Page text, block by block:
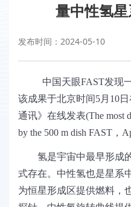
量中性氢
发布时间：2024-05-10
中国天眼FAST发现
该成果于北京时间5月 10
通讯》在线发表(The most
by the 500 m dish FAST ，
氢是宇宙中最早形成
式存在。中性氢也是星系
为恒星形成区提供燃料，